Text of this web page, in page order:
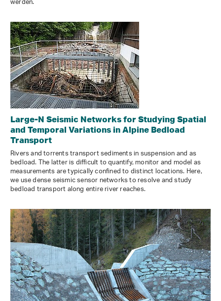
Large-N Seismic Networks for Studying Spatial
and Temporal Variations in Alpine Bedload
Transport
Rivers and torrents transport sediments in suspension and as
bedload. The latter is difficult to quantify, monitor and model as
measurements are typically confined to distinct locations. Here,
we use dense seismic sensor networks to resolve and study
bedload transport along entire river reaches.